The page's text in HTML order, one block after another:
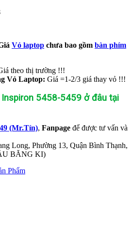
Vỏ laptop chưa bao gồm bàn phím
theo thị trường !!!
Vỏ Laptop: Giá =1-2/3 giá thay vỏ !!!
5458-5459 ở đâu tại
(Mr.Tín), Fanpage để được tư vấn và
Long, Phường 13, Quận Bình Thạnh,
BĂNG KI)
Phẩm